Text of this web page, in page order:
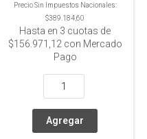
Precio Sin Impuestos Nacionales:
$389.184,60
Hasta en 3 cuotas de
$156.971,12 con Mercado
Pago